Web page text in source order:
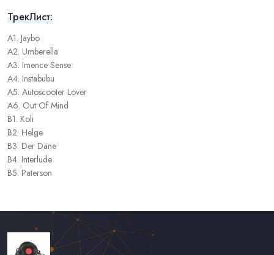
ТрекЛист:
A1. Jaybo
A2. Umberella
A3. Imence Sense
A4. Instabubu
A5. Autoscooter Lover
A6. Out Of Mind
B1. Koli
B2. Helge
B3. Der Däne
B4. Interlude
B5. Paterson